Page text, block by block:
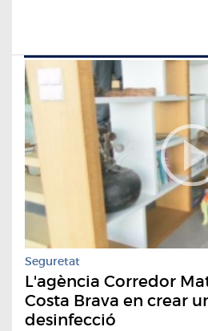
Seguretat
L'agència Corredor
Costa Brava en crear
desinfecció